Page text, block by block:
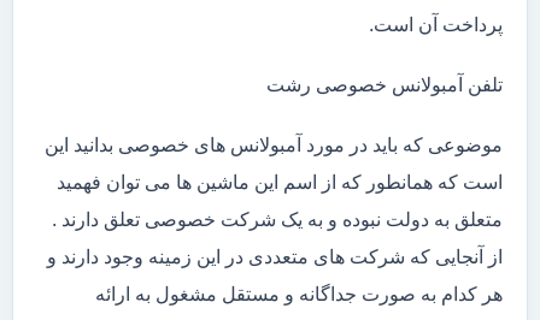
پرداخت آن است.
تلفن آمبولانس خصوصی رشت
موضوعی که باید در مورد آمبولانس های خصوصی بدانید این
است که همانطور که از اسم این ماشین ها می توان فهمید
متعلق به دولت نبوده و به یک شرکت خصوصی تعلق دارند .
از آنجایی که شرکت های متعددی در این زمینه وجود دارند و
هر کدام به صورت جداگانه و مستقل مشغول به ارائه